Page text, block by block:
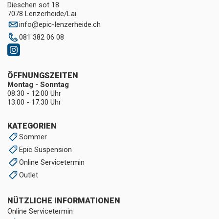
Dieschen sot 18
7078 Lenzerheide/Lai
info@epic-lenzerheide.ch
081 382 06 08
KATEGORIEN
Sommer
Epic Suspension
Online Servicetermin
Outlet
NÜTZLICHE INFORMATIONEN
Online Servicetermin
ÖFFNUNGSZEITEN
Montag - Sonntag
08:30 - 12:00 Uhr
13:00 - 17:30 Uhr